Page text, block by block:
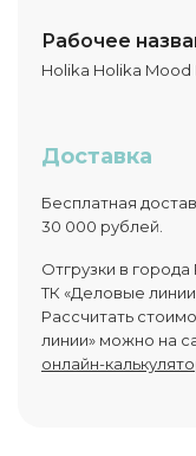
Рабочее
Holika Holika Mood
Доставка
Бесплатная
30 000 рублей.
Отгрузки в
ТК «Деловые
Рассчитать
линии» можно на
онлайн-